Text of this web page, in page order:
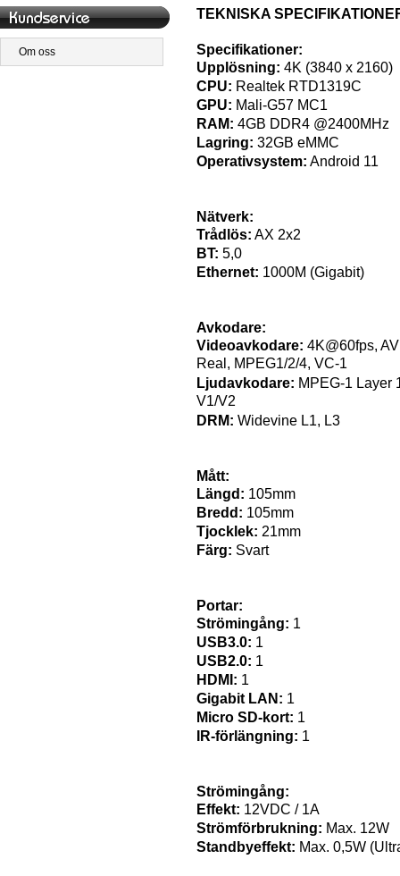
Om oss
TEKNISKA
Specifikationer:
Upplösning: 4K (3840 x 2160)
CPU: Realtek RTD1319C
GPU: Mali-G57 MC1
RAM: 4GB DDR4 @2400MHz
Lagring: 32GB eMMC
Operativsystem: Android 11
Nätverk:
Trådlös: AX 2x2
BT: 5,0
Ethernet: 1000M (Gigabit)
Avkodare:
Videoavkodare: 4K@60fps,
Real, MPEG1/2/4, VC-1
Ljudavkodare: MPEG-1 Layer
V1/V2
DRM: Widevine L1, L3
Mått:
Längd: 105mm
Bredd: 105mm
Tjocklek: 21mm
Färg: Svart
Portar:
Strömingång: 1
USB3.0: 1
USB2.0: 1
HDMI: 1
Gigabit LAN: 1
Micro SD-kort: 1
IR-förlängning: 1
Strömingång:
Effekt: 12VDC / 1A
Strömförbrukning: Max. 12W
Standbyeffekt: Max. 0,5W